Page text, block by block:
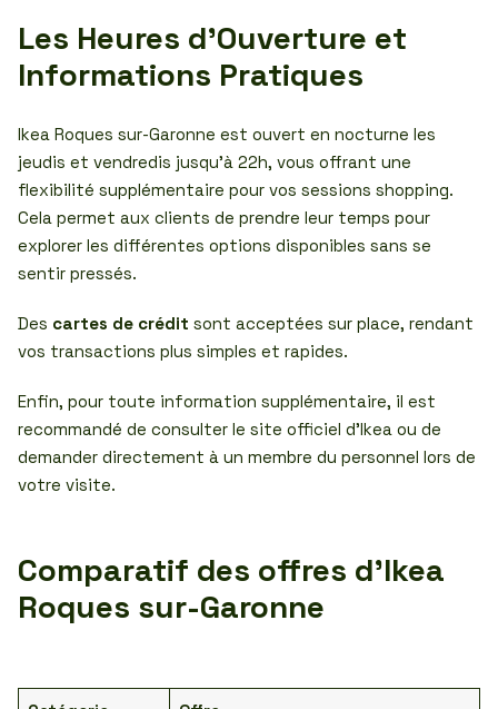
Les Heures d’Ouverture et
Informations Pratiques
Ikea Roques sur-Garonne est ouvert en nocturne les
jeudis et vendredis jusqu’à 22h, vous offrant une
flexibilité supplémentaire pour vos sessions shopping.
Cela permet aux clients de prendre leur temps pour
explorer les différentes options disponibles sans se
sentir pressés.
Des cartes de crédit sont acceptées sur place, rendant
vos transactions plus simples et rapides.
Enfin, pour toute information supplémentaire, il est
recommandé de consulter le site officiel d’Ikea ou de
demander directement à un membre du personnel lors de
votre visite.
Comparatif des offres d’Ikea
Roques sur-Garonne